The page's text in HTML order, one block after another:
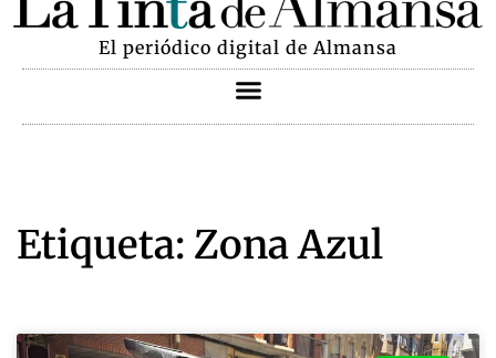
El periódico digital de Almansa
Etiqueta: Zona Azul